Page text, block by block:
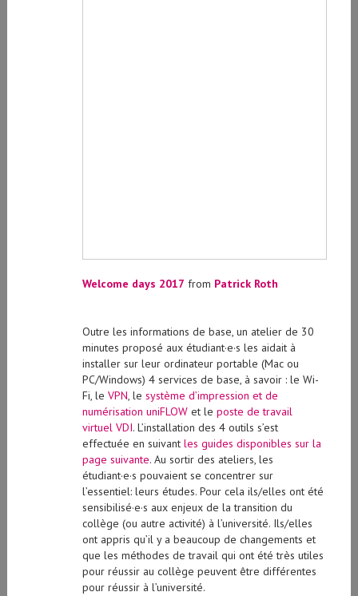
Welcome days 2017 from Patrick Roth
Outre les informations de base, un atelier de 30
minutes proposé aux étudiant·e·s les aidait à
installer sur leur ordinateur portable (Mac ou
PC/Windows) 4 services de base, à savoir : le Wi-
Fi, le VPN, le système d’impression et de
numérisation uniFLOWet le poste de travail
virtuel VDI. L’installation des 4 outils s’est
effectuée en suivant les guides disponibles sur la
page suivante. Au sortir des ateliers, les
étudiant·e·s pouvaient se concentrer sur
l’essentiel: leurs études. Pour cela ils/elles ont été
sensibilisé·e·s aux enjeux de la transition du
collège (ou autre activité) à l’université. Ils/elles
ont appris qu’il y a beaucoup de changements et
que les méthodes de travail qui ont été très utiles
pour réussir au collège peuvent être différentes
pour réussir à l’université.